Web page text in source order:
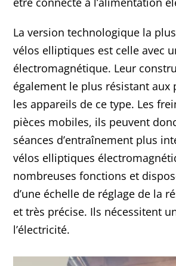
La version technologique la
vélos elliptiques est celle avec
électromagnétique. Leur
également le plus résistant aux
les appareils de ce type. Les
pièces mobiles, ils peuvent
séances d’entraînement plus
vélos elliptiques
nombreuses fonctions et
d’une échelle de réglage de la
et très précise. Ils nécessitent
l’électricité.